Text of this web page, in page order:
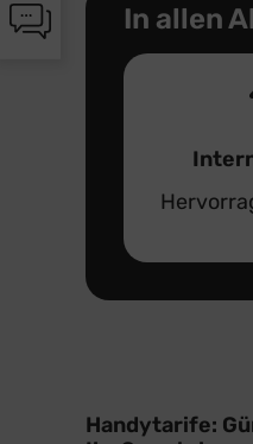
In allen
Handytarife:
angezeigt
Chat-
Informationen